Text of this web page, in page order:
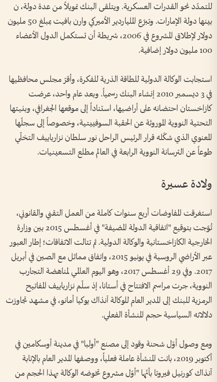
للتمدّد نحو القدرات العسكرية. ويتلقى البنك تمويلاً من عدة دولة، ن
بينها دولة الإمارات. وتبرّع الملياردير الأميركي وارن بافيت بمبلغ 50 مليون
دولار لإطلاق المشروع في 2006، شريطة أن تستكمل الدول الأعضاء
100 مليون دولار إضافية.
استجابت الوكالة الدولية للطاقة الذرية للفكرة، وأقرّ مجلس محافظيها
في 3 ديسمبر 2010 إنشاء البنك رسمياً. وبعد عام واحد، عرضت
كازاخستان احتضانه على أراضيها، استناداً إلى موقعها الجغرافي، وبنيتها
التحتية النووية الموروثة عن الحقبة السوفييتية، وخصوصاً إلى سجلّها
المعنوي الذي شكّله قرار الرئيس الراحل نور سلطان نزارباييف التخلّي
طوعاً عن الترسانة النووية الرابعة في العالم مطلع التسعينيات.
ولادة عسيرة
استغرقت المفاوضات أربع سنوات كاملة من العمل التقني والقانوني،
تُوّجت بتوقيع "اتفاقية الدولة المضيفة" في أغسطس 2015 بين وزارة
الخارجية الكازاخستانية والوكالة الدولية. ثم تتالت الاتفاقات؛ إطار العبور
عبر الأراضي الروسية في يونيو 2015، واتفاق مماثل مع الصين في أبريل
2017. وفي 29 أغسطس 2017، وهو اليوم العالمي لمناهضة التجارب
النووية، جرت مراسم الافتتاح في أستانا، إذ سلّم نزارباييف المفاتيح
الرمزية للبنك إلى المدير العام للوكالة آنذاك يوكيا أمانو، في مشهد تجاوزت
دلالاته السياسية حجم المنشأة الفعلي.
ومع وصول أوّل شحنة وقود إلى مصنع "أولبا" في مدينة أوسكامين في
أكتوبر 2019، باتت المنشأة عاملة فعلياً، ووصفها المدير العام بالإنابة
آنذاك كورنيل فيروتا بأنّها "أوّل مشروع تخوضه الوكالة بهذا الحجم من